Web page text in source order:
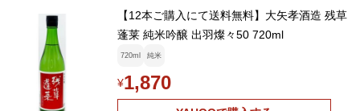
【12本ご購入にて送料無料】大矢孝酒造 残草
蓬莱 純米吟醸 出羽燦々50 720ml
720ml 純米
¥1,870